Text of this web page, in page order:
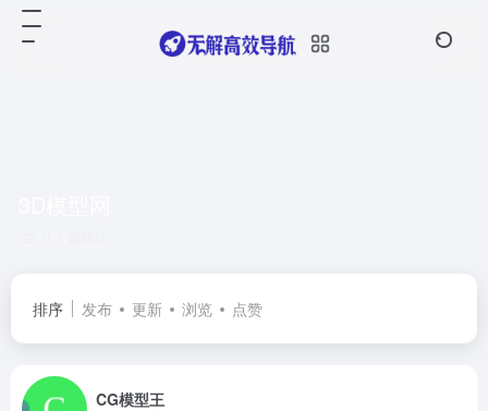
排序 发布 更新 浏览 点赞
CG模型王